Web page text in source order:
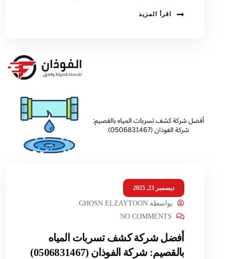
اقرأ المزيد
ديسمبر 23, 2025
بواسطةGHOSN ELZAYTOON
NO COMMENTS
أفضل شركة كشف تسربات المياه
بالقصيم: شركة الفوذان (0506831467)